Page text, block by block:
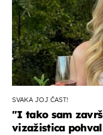
SVAKA JOJ ČAST!
"I tako sam
vizažistica